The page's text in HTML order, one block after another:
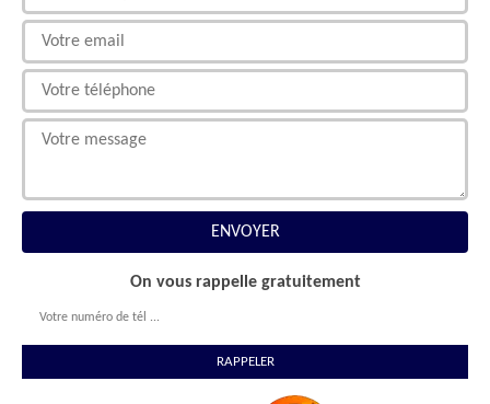
On vous rappelle gratuitement